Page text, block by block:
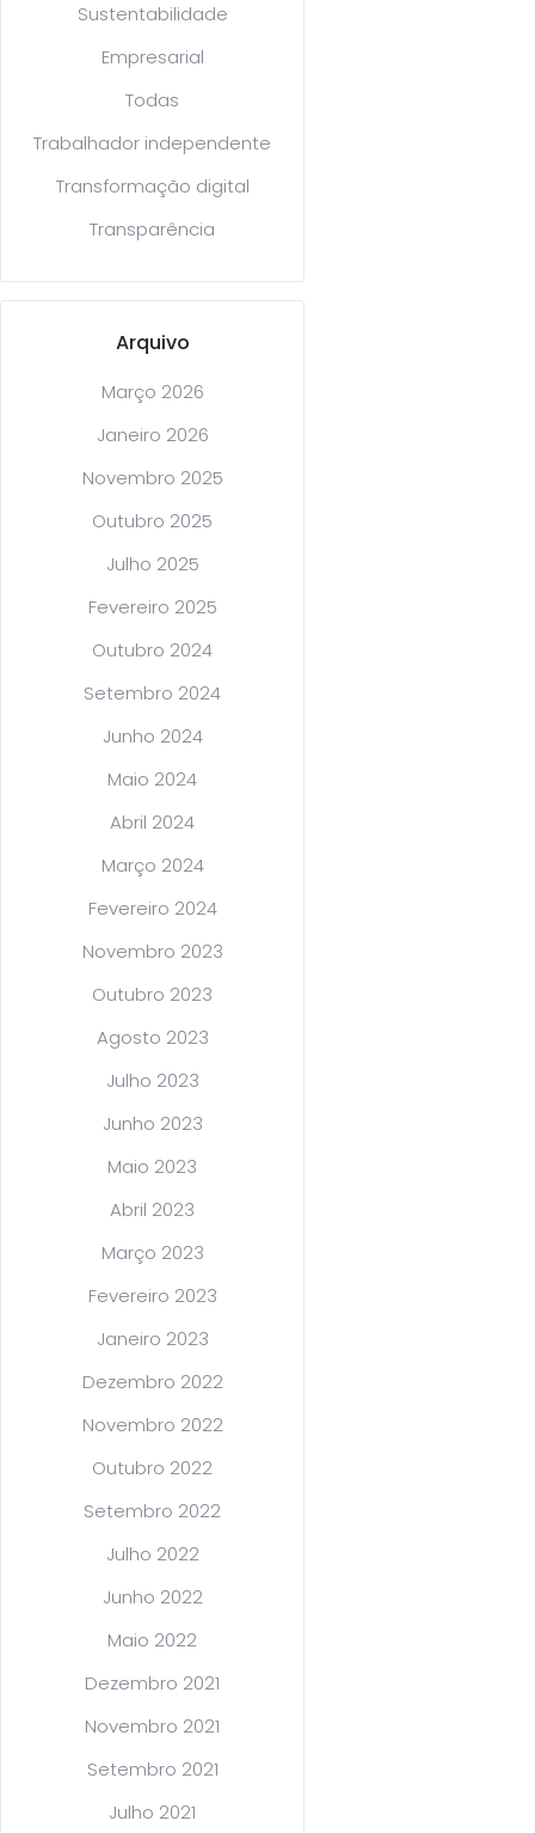
Sustentabilidade
Empresarial
Todas
Trabalhador independente
Transformação digital
Transparência
Arquivo
Março 2026
Janeiro 2026
Novembro 2025
Outubro 2025
Julho 2025
Fevereiro 2025
Outubro 2024
Setembro 2024
Junho 2024
Maio 2024
Abril 2024
Março 2024
Fevereiro 2024
Novembro 2023
Outubro 2023
Agosto 2023
Julho 2023
Junho 2023
Maio 2023
Abril 2023
Março 2023
Fevereiro 2023
Janeiro 2023
Dezembro 2022
Novembro 2022
Outubro 2022
Setembro 2022
Julho 2022
Junho 2022
Maio 2022
Dezembro 2021
Novembro 2021
Setembro 2021
Julho 2021